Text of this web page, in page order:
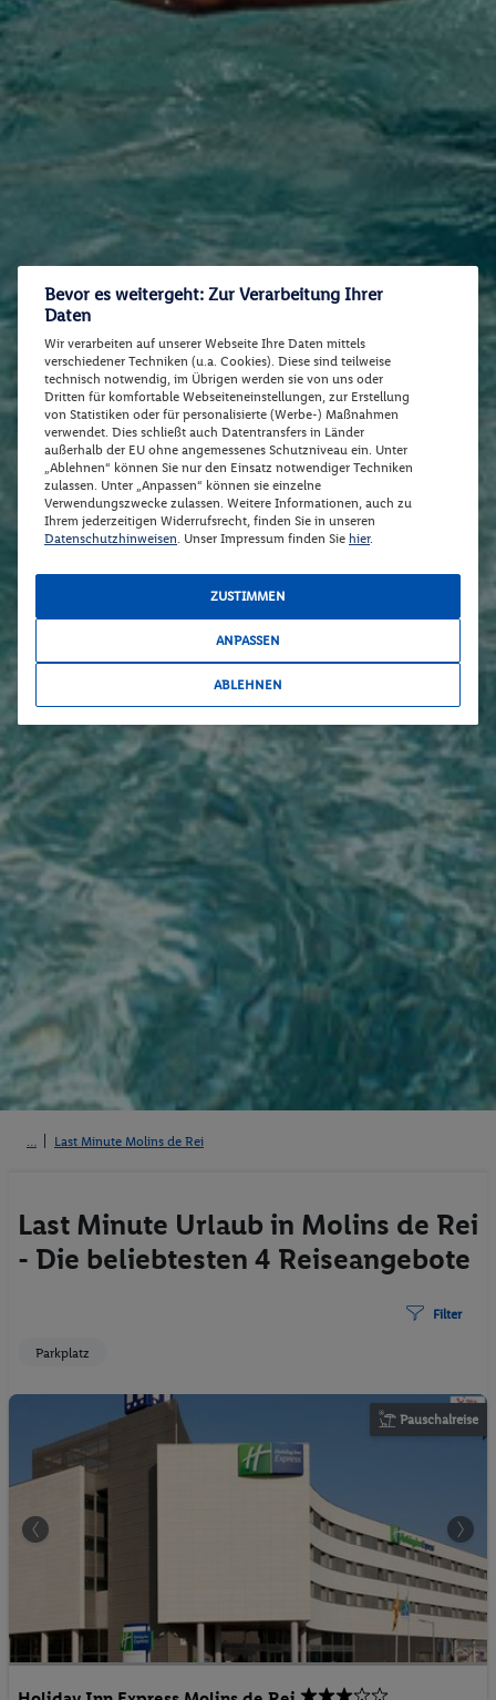
Last Minute Molins de Rei
Last Minute Urlaub in Molins de Rei
- Die beliebtesten 4 Reiseangebote
Filter
Parkplatz
Pauschalreise
Bevor es weitergeht: Zur Verarbeitung Ihrer
Daten
Wir verarbeiten auf unserer Webseite Ihre Daten mittels
verschiedener Techniken (u.a. Cookies). Diese sind teilweise
technisch notwendig, im Übrigen werden sie von uns oder
Dritten für komfortable Webseiteneinstellungen, zur Erstellung
von Statistiken oder für personalisierte (Werbe-) Maßnahmen
verwendet. Dies schließt auch Datentransfers in Länder
außerhalb der EU ohne angemessenes Schutzniveau ein. Unter
„Ablehnen“ können Sie nur den Einsatz notwendiger Techniken
zulassen. Unter „Anpassen“ können sie einzelne
Verwendungszwecke zulassen. Weitere Informationen, auch zu
Ihrem jederzeitigen Widerrufsrecht, finden Sie in unseren
Datenschutzhinweisen . Unser Impressum finden Sie hier.
ZUSTIMMEN
ANPASSEN
ABLEHNEN